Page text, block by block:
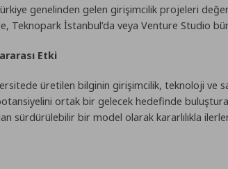
genelinden gelen girişimcilik projeleri
Teknopark İstanbul’da veya Venture Studio
Etki
üretilen bilginin girişimcilik, teknoloji ve
ortak bir gelecek hedefinde
sürdürülebilir bir model olarak kararlılıkla